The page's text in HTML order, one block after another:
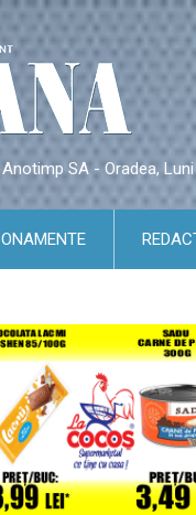
SA - Oradea,